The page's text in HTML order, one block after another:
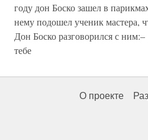
году дон Боско зашел в
нему подошел ученик мастера,
Дон Боско разговорился с ним:–
тебе
О проекте